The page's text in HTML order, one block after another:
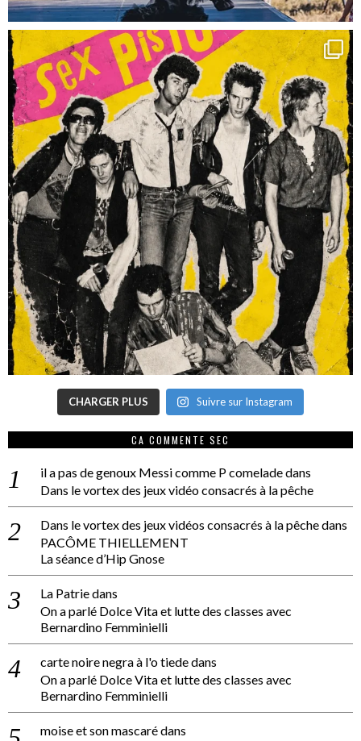
CHARGER PLUS Suivre sur Instagram
CA COMMENTE SEC
il a pas de genoux Messi comme P comeladedans
Dans le vortex des jeux vidéo consacrés à la pêche
Dans le vortex des jeux vidéos consacrés à la pêchedans
PACÔME THIELLEMENT
La séance d’Hip Gnose
La Patriedans
On a parlé Dolce Vita et lutte des classes avec
Bernardino Femminielli
carte noire negra à l'o tiededans
On a parlé Dolce Vita et lutte des classes avec
Bernardino Femminielli
moise et son mascarédans